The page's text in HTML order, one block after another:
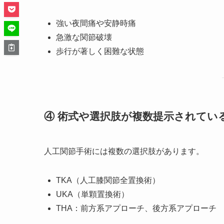
強い夜間痛や安静時痛
急激な関節破壊
歩行が著しく困難な状態
④ 術式や選択肢が複数提示されてい
人工関節手術には複数の選択肢があります。
TKA（人工膝関節全置換術）
UKA（単顆置換術）
THA：前方系アプローチ、後方系アプローチ